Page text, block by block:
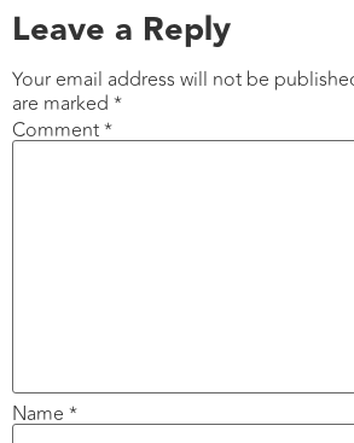
Leave a Reply
Your email address will not be
are marked *
Comment*
Name *